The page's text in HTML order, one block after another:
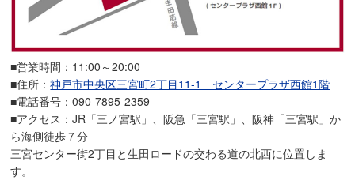
■営業時間：11:00～20:00
■住所：神戸市中央区三宮町2丁目11-1 センタープラザ西館1階
■電話番号：090-7895-2359
■アクセス：JR「三ノ宮駅」、阪急「三宮駅」、阪神「三宮駅」か
ら海側徒歩７分
三宮センター街2丁目と生田ロードの交わる道の北西に位置しま
す。